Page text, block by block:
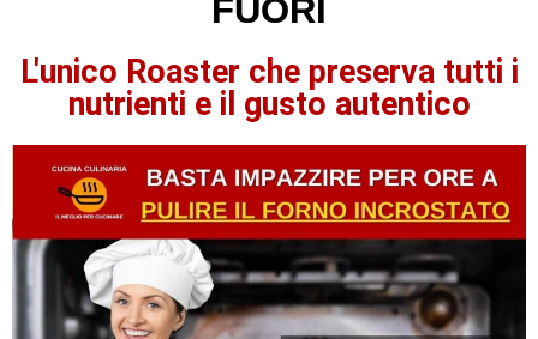
FUORI
L'unico Roaster che preserva tutti i
nutrienti e il gusto autentico